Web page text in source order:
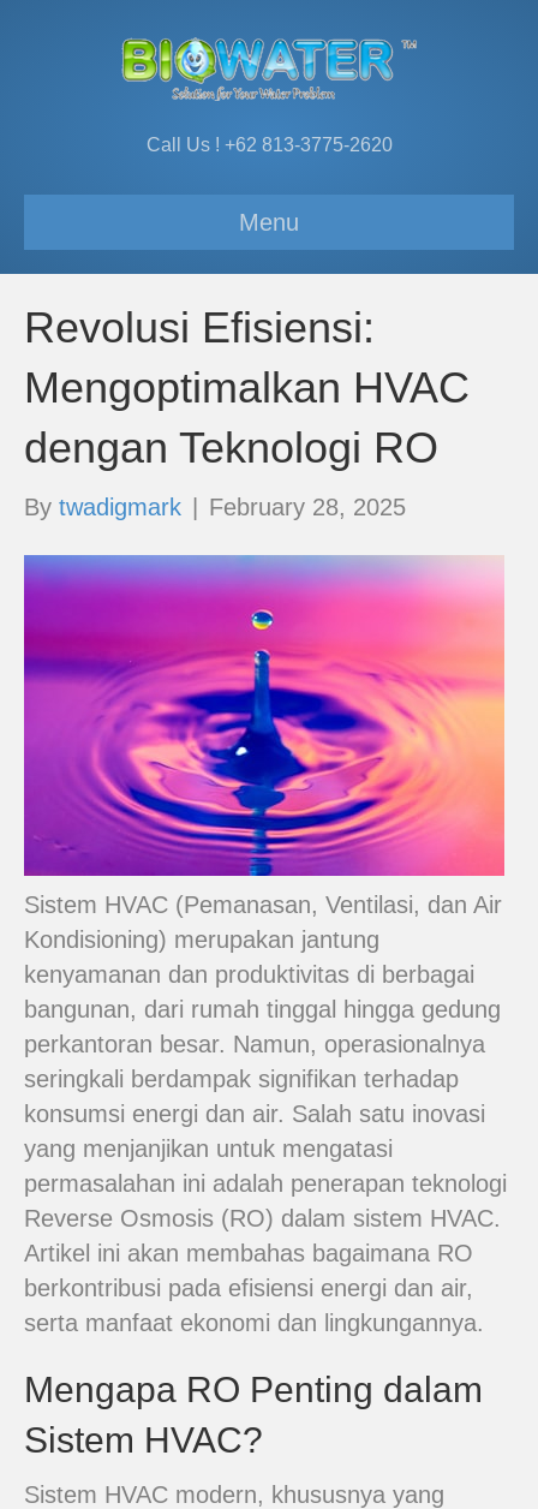
Call Us ! +62 813-3775-2620
Menu
Revolusi Efisiensi:
Mengoptimalkan HVAC
dengan Teknologi RO
By twadigmark February 28, 2025
Sistem HVAC (Pemanasan, Ventilasi, dan Air
Kondisioning) merupakan jantung
kenyamanan dan produktivitas di berbagai
bangunan, dari rumah tinggal hingga gedung
perkantoran besar. Namun, operasionalnya
seringkali berdampak signifikan terhadap
konsumsi energi dan air. Salah satu inovasi
yang menjanjikan untuk mengatasi
permasalahan ini adalah penerapan teknologi
Reverse Osmosis (RO) dalam sistem HVAC.
Artikel ini akan membahas bagaimana RO
berkontribusi pada efisiensi energi dan air,
serta manfaat ekonomi dan lingkungannya.
Mengapa RO Penting dalam
Sistem HVAC?
Sistem HVAC modern, khususnya yang